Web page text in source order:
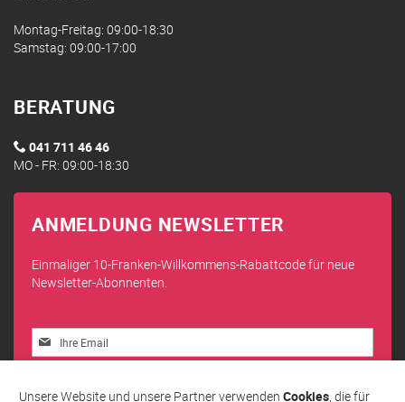
Montag-Freitag: 09:00-18:30
Samstag: 09:00-17:00
BERATUNG
041 711 46 46
MO - FR: 09:00-18:30
ANMELDUNG NEWSLETTER
Einmaliger 10-Franken-Willkommens-Rabattcode für neue
Newsletter-Abonnenten.
Melden
Sie
Abonnieren
Unsere Website und unsere Partner verwenden Cookies, die für